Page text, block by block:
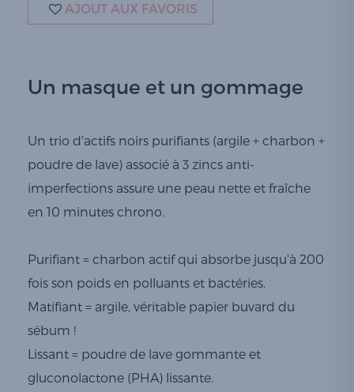
AJOUT AUX FAVORIS
Un masque et un gommage
Un trio d'actifs noirs purifiants (argile + charbon +
poudre de lave) associé à 3 zincs anti-
imperfections assure une peau nette et fraîche
en 10 minutes chrono.
Purifiant = charbon actif qui absorbe jusqu'à 200
fois son poids en polluants et bactéries.
Matifiant = argile, véritable papier buvard du
sébum !
Lissant = poudre de lave gommante et
gluconolactone (PHA) lissante.